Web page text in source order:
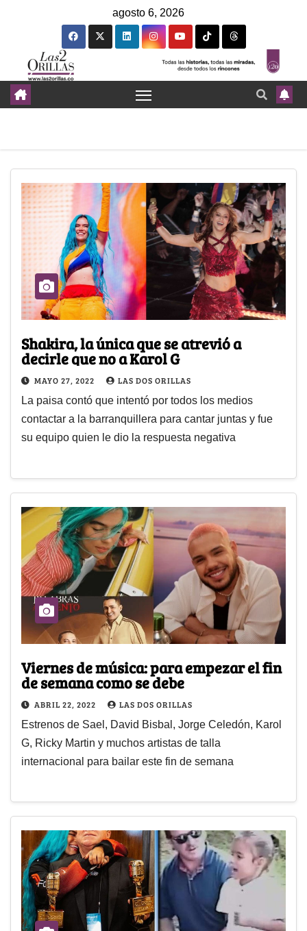
agosto 6, 2026
Shakira, la única que se atrevió a
decirle que no a Karol G
MAYO 27, 2022 LAS DOS ORILLAS
La paisa contó que intentó por todos los medios
contactar a la barranquillera para cantar juntas y fue
su equipo quien le dio la respuesta negativa
Viernes de música: para empezar el fin
de semana como se debe
ABRIL 22, 2022 LAS DOS ORILLAS
Estrenos de Sael, David Bisbal, Jorge Celedón, Karol
G, Ricky Martin y muchos artistas de talla
internacional para bailar este fin de semana